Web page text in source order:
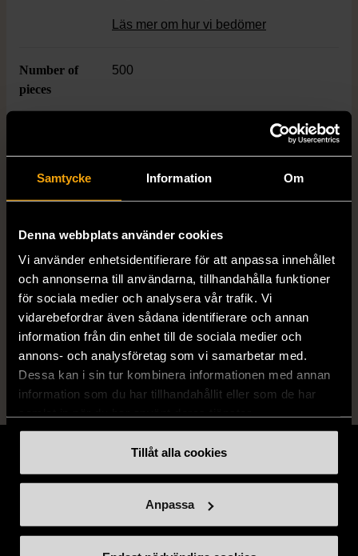
Samtycke Information Om
Denna webbplats använder cookies
Vi använder enhetsidentifierare för att anpassa innehållet
och annonserna till användarna, tillhandahålla funktioner
för sociala medier och analysera vår trafik. Vi
vidarebefordrar även sådana identifierare och annan
information från din enhet till de sociala medier och
annons- och analysföretag som vi samarbetar med.
Dessa kan i sin tur kombinera informationen med annan
information som du har tillhandahållit eller som de har
Tillåt alla cookies
Anpassa
Läs mer om hur vi bedömer
Number of
pieces
500
Varumärke Fame puzzles
Fri frakt på alla köp över 990 kr.
14 dagars ångerrät.